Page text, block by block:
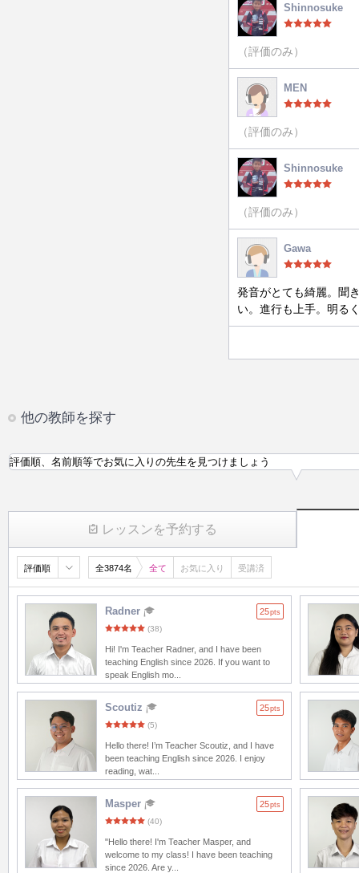
Shinnosuke
（評価のみ）
MEN
（評価のみ）
Shinnosuke
（評価のみ）
Gawa
発音がとても綺麗。聞
い。進行も上手。明る
他の教師を探す
レッスンを予約する
評価順、名前順等でお気に入りの先生を見つけましょう
評価順 全3874名 全て お気に入り 受講済
Radner 25pts
(38)
Hi! I'm Teacher Radner, and I have been
teaching English since 2026. If you want to
speak English mo...
Scoutiz 25pts
(5)
Hello there! I’m Teacher Scoutiz, and I have
been teaching English since 2026. I enjoy
reading, wat...
Masper 25pts
(40)
"Hello there! I'm Teacher Masper, and
welcome to my class! I have been teaching
since 2026. Are y...